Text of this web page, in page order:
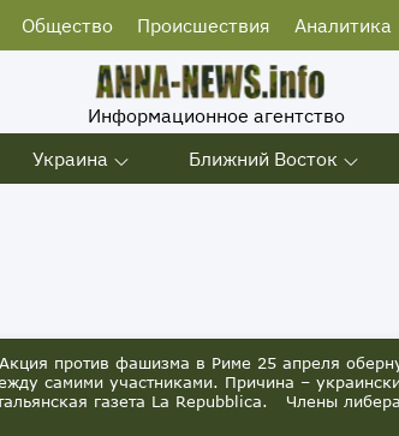
Общество Происшествия Аналитика
Информационное агентство
Украина Ближний Восток
против фашизма в Риме 25 апреля
самими участниками. Причина –
газета La Repubblica. Члены